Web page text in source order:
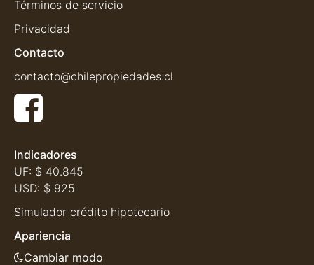
Términos de servicio
Privacidad
Contacto
contacto@chilepropiedades.cl
Indicadores
UF: $ 40.845
USD: $ 925
Simulador crédito hipotecario
Apariencia
Cambiar modo